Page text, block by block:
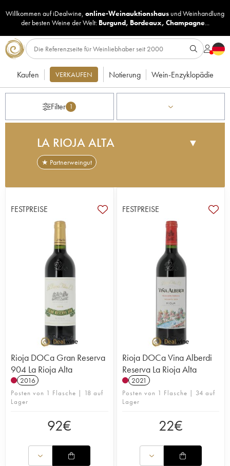
Willkommen auf iDealwine, online-Weinauktionshaus undWeinhandlung
der besten Weine der Welt: Burgund, Bordeaux, Champagne...
Kaufen VERKAUFEN Notierung Wein-Enzyklopädie
Filter 1
LA RIOJA ALTA ▼
★ Partnerweingut
größten Kellereien des Rioja. In den 1970er
Jahren wurde das Weingut durch den Bau eines
neuen Kellers und den Erwerb neuer, bekannter
Parzellen erweitert. Der Weinbau wird integriert
betrieben, um das Beste aus jedem Terroir
herauszuholen. Dieses Weingut ist eines der
wenigen, das über eine eigene Küferei verfügt, in
der die für die Vinifikation verwendeten Fässer
hergestellt werden.
FESTPREISE
Rioja DOCa Gran Reserva
904 La Rioja Alta
2016
Posten von 1 Flasche | 18 auf
Lager
92€
FESTPREISE
Rioja DOCa Vina Alberdi
Reserva La Rioja Alta
2021
Posten von 1 Flasche | 34 auf
Lager
22€